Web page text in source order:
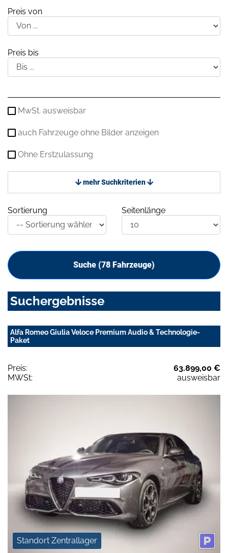
Preis von
Preis bis
MwSt. ausweisbar
auch Fahrzeuge ohne Bilder anzeigen
Ohne Erstzulassung
mehr Suchkriterien
Sortierung Seitenlänge
Suche (78 Fahrzeuge)
Suchergebnisse
Alfa Romeo Giulia Veloce Premium Audio & Technologie-
Paket
Preis:
63.899,00 €
MWSt:
ausweisbar
Standort Zentrallager